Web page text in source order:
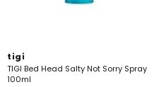
tigi
TIGI Bed Head Salty Not Sorry Spray
100ml